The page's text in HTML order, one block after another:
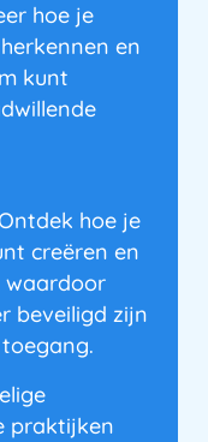
hoe je
en
kunt
hoe je
creëren en
waardoor
beveiligd zijn
praktijken